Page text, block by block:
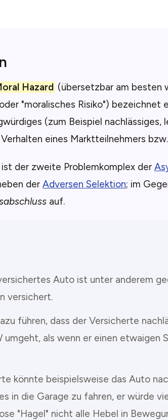
Hazard (übersetzbar am besten
"moralisches Risiko") bezeichnet
(zum Beispiel nachlässiges,
eines Marktteilnehmers
ist der zweite Problemkomplex der
der Adversen Selektion; im
auf.
Auto ist unter anderem
versichert.
führen, dass der Versicherte
umgeht, als wenn er einen etwaigen
könnte beispielsweise das Auto
in die Garage zu fahren, er würde
"Hagel" nicht alle Hebel in